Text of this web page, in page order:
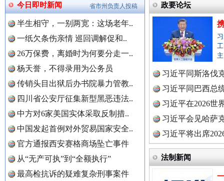
今日即时新闻
半生相守，一别两宽：这场老年..
一纸欠条伤亲情 巡回调解促和..
26万保费，离婚时为何要分走一..
杨天誉，不得录用为公务员
传销头目出狱后办书院暴力管教..
四川省公安厅征集新型黑恶违法..
中方对6家美国实体采取反制措..
中国发起首例对外贸易国家安全..
官方通报西安赛格商场坠亡事件
从“无产可执”到“全额执行”
最高检抗诉的疑难复杂刑事案件
省市州负责人投稿 政要论坛
习近平同斯洛伐
习近平同巴西总
习近平在2026世
理高级..
习近平会见哈萨
习近平将出席
球治理..
法制新闻
“后车司机肯定在骂我”